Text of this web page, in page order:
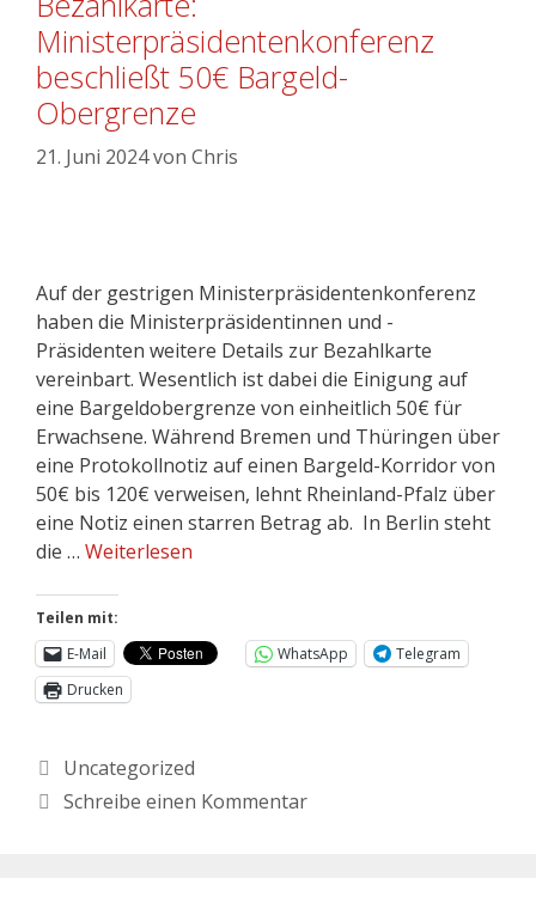
Ministerpräsidentenkonferenz
beschließt 50€ Bargeld-
Obergrenze
21. Juni 2024von Chris
Auf der gestrigen Ministerpräsidentenkonferenz
haben die Ministerpräsidentinnen und -
Präsidenten weitere Details zur Bezahlkarte
vereinbart. Wesentlich ist dabei die Einigung auf
eine Bargeldobergrenze von einheitlich 50€ für
Erwachsene. Während Bremen und Thüringen über
eine Protokollnotiz auf einen Bargeld-Korridor von
50€ bis 120€ verweisen, lehnt Rheinland-Pfalz über
eine Notiz einen starren Betrag ab. In Berlin steht
die … Weiterlesen
Teilen mit:
E-Mail
WhatsApp
Telegram
Drucken
Uncategorized
Schreibe einen Kommentar